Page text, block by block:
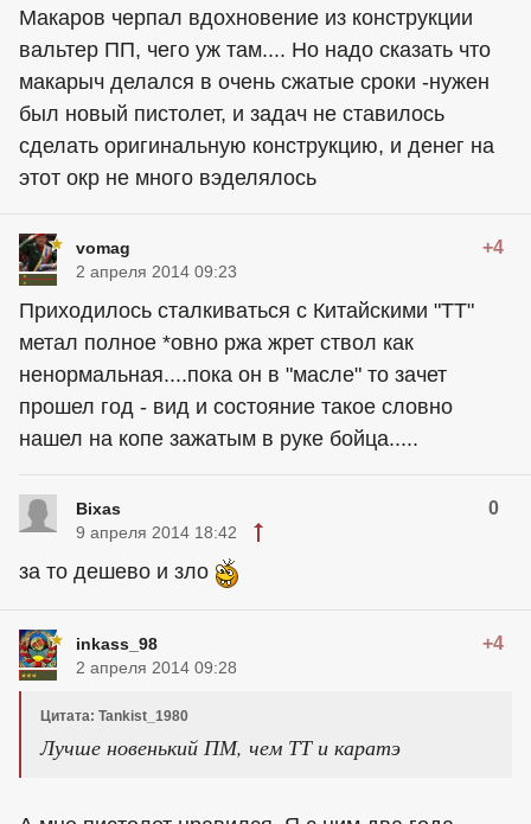
Макаров черпал вдохновение из конструкции
вальтер ПП, чего уж там.... Но надо сказать что
макарыч делался в очень сжатые сроки -нужен
был новый пистолет, и задач не ставилось
сделать оригинальную конструкцию, и денег на
этот окр не много вэделялось
vomag +4
2 апреля 2014 09:23
Приходилось сталкиваться с Китайскими "ТТ"
метал полное *овно ржа жрет ствол как
ненормальная....пока он в "масле" то зачет
прошел год - вид и состояние такое словно
нашел на копе зажатым в руке бойца.....
Bixas 0
9 апреля 2014 18:42
за то дешево и зло
inkass_98 +4
2 апреля 2014 09:28
Цитата: Tankist_1980
Лучше новенький ПМ, чем ТТ и каратэ